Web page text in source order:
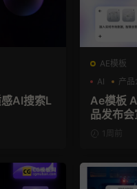
AI搜索L
AE模板
AI
产品
Ae模板
品发布
1周前